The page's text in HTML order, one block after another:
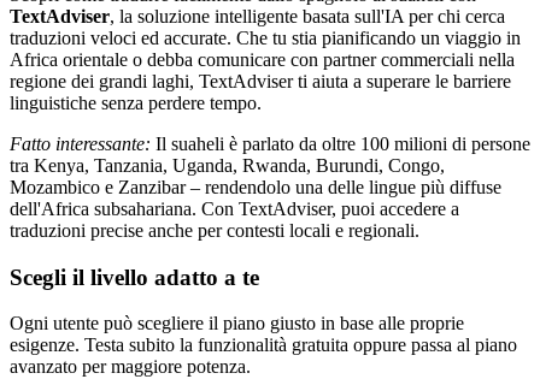
TextAdviser, la soluzione intelligente basata sull'IA per chi cerca
traduzioni veloci ed accurate. Che tu stia pianificando un viaggio in
Africa orientale o debba comunicare con partner commerciali nella
regione dei grandi laghi, TextAdviser ti aiuta a superare le barriere
linguistiche senza perdere tempo.
Fatto interessante: Il suaheli è parlato da oltre 100 milioni di persone
tra Kenya, Tanzania, Uganda, Rwanda, Burundi, Congo,
Mozambico e Zanzibar – rendendolo una delle lingue più diffuse
dell'Africa subsahariana. Con TextAdviser, puoi accedere a
traduzioni precise anche per contesti locali e regionali.
Scegli il livello adatto a te
Ogni utente può scegliere il piano giusto in base alle proprie
esigenze. Testa subito la funzionalità gratuita oppure passa al piano
avanzato per maggiore potenza.